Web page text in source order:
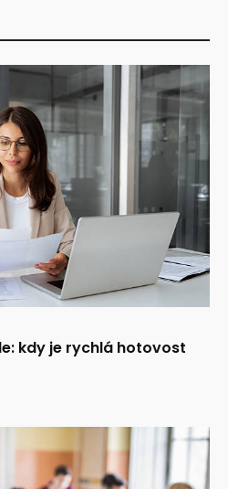
kdy je rychlá hotovost